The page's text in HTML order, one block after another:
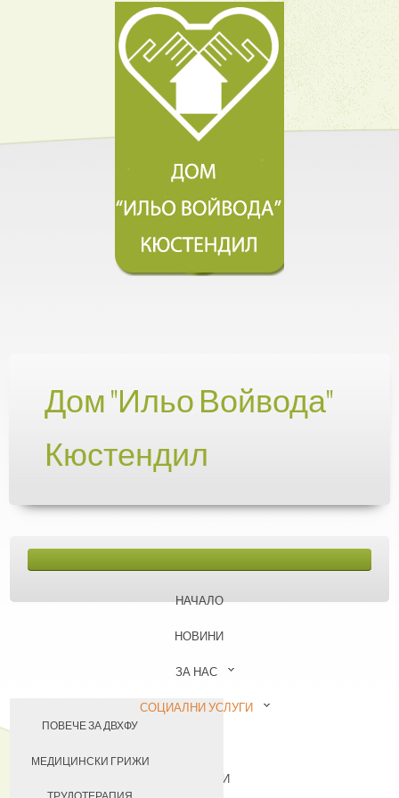
Дом "Ильо Войвода"
Кюстендил
НАЧАЛО
НОВИНИ
ЗА НАС
ПОВЕЧЕ ЗА ДВХФУ
НАШИЯТ ЕКИП
УЧАСТИЕ В ПРОЕКТИ
СОЦИАЛНИ УСЛУГИ
МЕДИЦИНСКИ ГРИЖИ
КОНТАКТИ